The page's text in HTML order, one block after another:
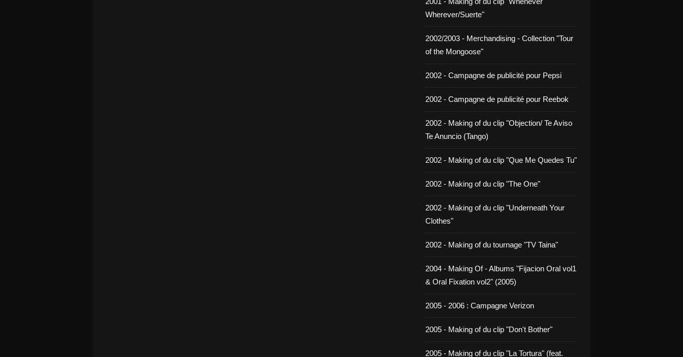
Wherever/Suerte"
2002/2003 - Merchandising - Collection "Tour
of the Mongoose"
2002 - Campagne de publicité pour Pepsi
2002 - Campagne de publicité pour Reebok
2002 - Making of du clip "Objection/ Te Aviso
Te Anuncio (Tango)
2002 - Making of du clip "Que Me Quedes Tu"
2002 - Making of du clip "The One"
2002 - Making of du clip "Underneath Your
Clothes"
2002 - Making of du tournage "TV Taina"
2004 - Making Of - Albums "Fijacion Oral vol1
& Oral Fixation vol2" (2005)
2005 - 2006 : Campagne Verizon
2005 - Making of du clip "Don't Bother"
2005 - Making of du clip "La Tortura" (feat.